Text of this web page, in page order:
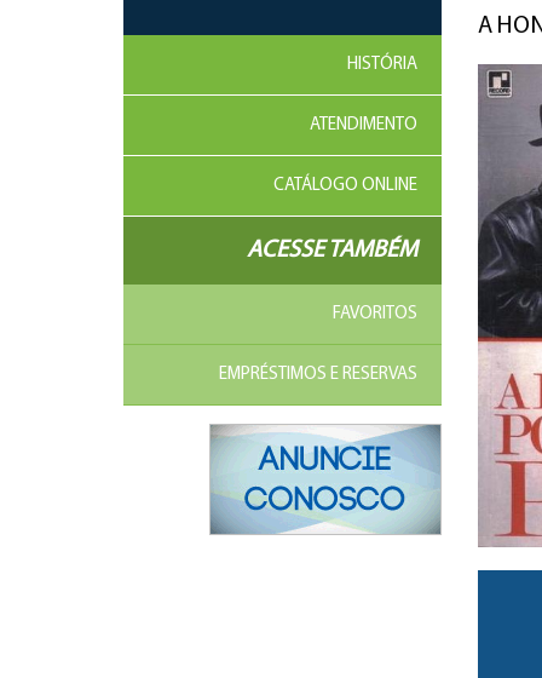
HISTÓRIA
ATENDIMENTO
CATÁLOGO ONLINE
ACESSE TAMBÉM
FAVORITOS
EMPRÉSTIMOS E RESERVAS
A